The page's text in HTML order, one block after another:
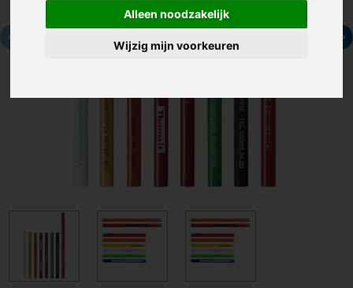
Alleen noodzakelijk
Wijzig mijn voorkeuren